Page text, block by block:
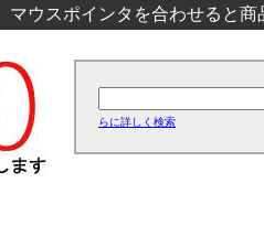
マウスポインタを合わせると
らに詳しく検索